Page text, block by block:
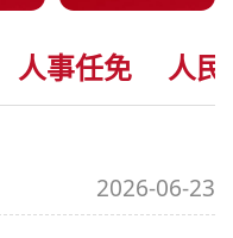
人事任免 人民
2026-06-23